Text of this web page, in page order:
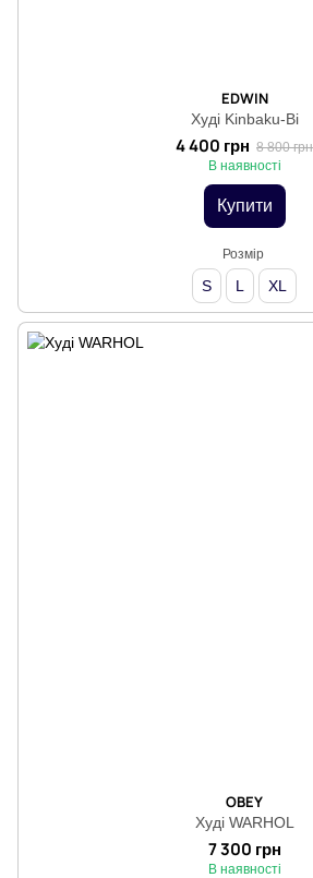
EDWIN
Худі Kinbaku-Bi
4 400 грн 8 800 грн
В наявності
Купити
Розмір
S L XL
OBEY
Худі WARHOL
7 300 грн
В наявності